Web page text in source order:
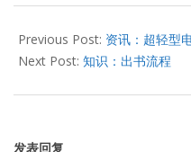
08-
28
Previous Post: 资讯：超轻型
Next Post: 知识：出书流程
发表回复